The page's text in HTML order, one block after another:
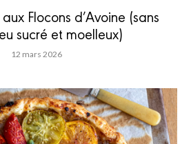
Flocons d’Avoine (sans
sucré et moelleux)
12 mars 2026